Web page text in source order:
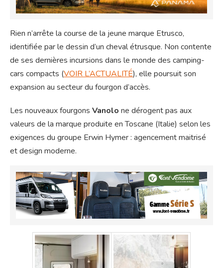
Rien n’arrête la course de la jeune marque Etrusco,
identifiée par le dessin d’un cheval étrusque. Non contente
de ses dernières incursions dans le monde des camping-
cars compacts (VOIR L’ACTUALITÉ), elle poursuit son
expansion au secteur du fourgon d’accès.
Les nouveaux fourgons Vanolo ne dérogent pas aux
valeurs de la marque produite en Toscane (Italie) selon les
exigences du groupe Erwin Hymer : agencement maitrisé
et design moderne.